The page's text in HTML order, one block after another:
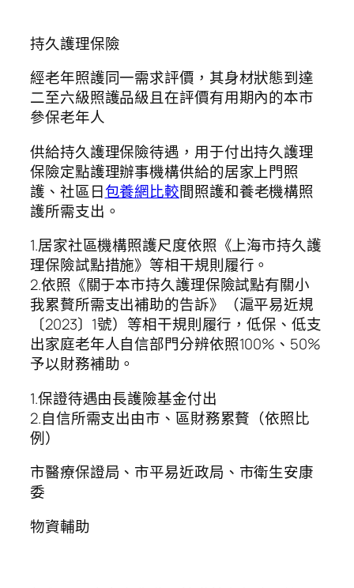
持久護理保險
經老年照護同一需求評價，其身材狀態到達
二至六級照護品級且在評價有用期內的本市
參保老年人
供給持久護理保險待遇，用于付出持久護理
保險定點護理辦事機構供給的居家上門照
護、社區日包養網比較間照護和養老機構照
護所需支出。
1.居家社區機構照護尺度依照《上海市持久護
理保險試點措施》等相干規則履行。
2.依照《關于本市持久護理保險試點有關小
我累贅所需支出補助的告訴》（滬平易近規
〔2023〕1號）等相干規則履行，低保、低支
出家庭老年人自信部門分辨依照100%、50%
予以財務補助。
1.保證待遇由長護險基金付出
2.自信所需支出由市、區財務累贅（依照比
例）
市醫療保證局、市平易近政局、市衛生安康
委
物資輔助